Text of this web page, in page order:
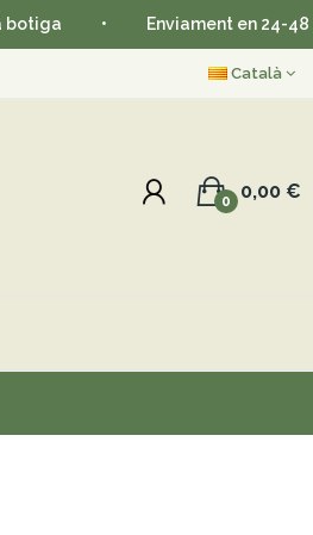
Enviament en 24-48 hores •
Català
0,00 €
0